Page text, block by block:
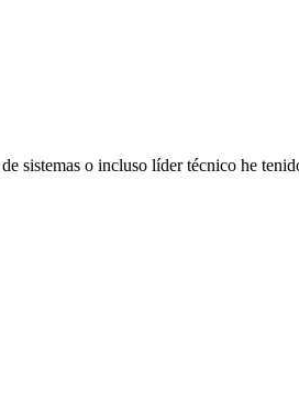
sistemas o incluso líder técnico he